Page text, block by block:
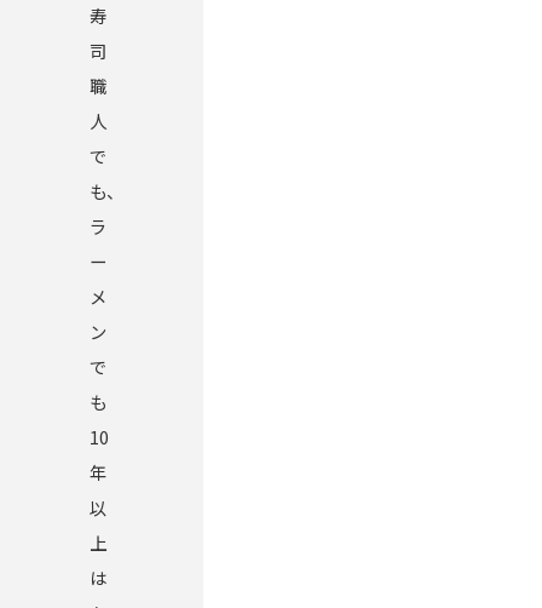
寿
司
職
人
で
も、
ラ
ー
メ
ン
で
も
10
年
以
上
は